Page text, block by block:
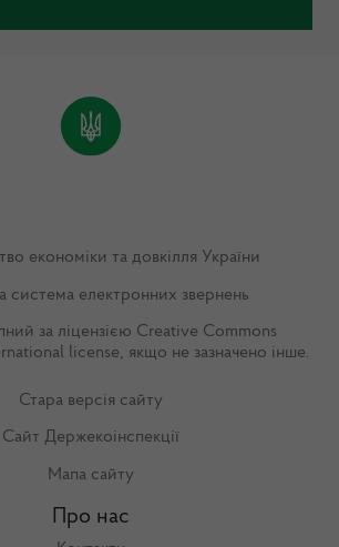
економіки та довкілля України
система електронних звернень
за ліцензією Creative Commons
license, якщо не зазначено інше.
Стара версія сайту
Сайт Держекоінспекції
Мапа сайту
Про нас